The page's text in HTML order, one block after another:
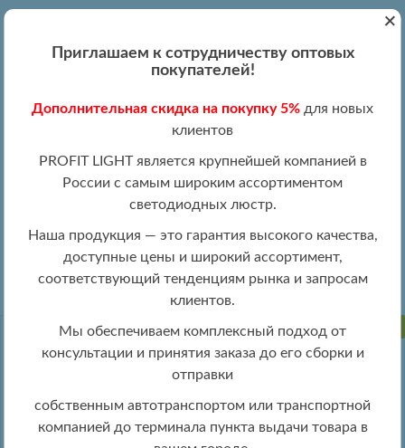
Регистрация
ПН-ПТ 09:00 - 19:00
info@profitlight.ru
Люстры оптом » Люстры LED оптом » 8033/6+3 CHR
ПРОДАНО
+
Приглашаем к сотрудничеству оптовых
покупателей!
Дополнительная скидка на покупку 5% для новых
клиентов
PROFIT LIGHT является крупнейшей компанией в
России с самым широким ассортиментом
светодиодных люстр.
Наша продукция — это гарантия высокого качества,
доступные цены и широкий ассортимент,
соответствующий тенденциям рынка и запросам
клиентов.
Мы обеспечиваем комплексный подход от
консультации и принятия заказа до его сборки и
отправки
собственным автотранспортом или транспортной
компанией до терминала пункта выдачи товара в